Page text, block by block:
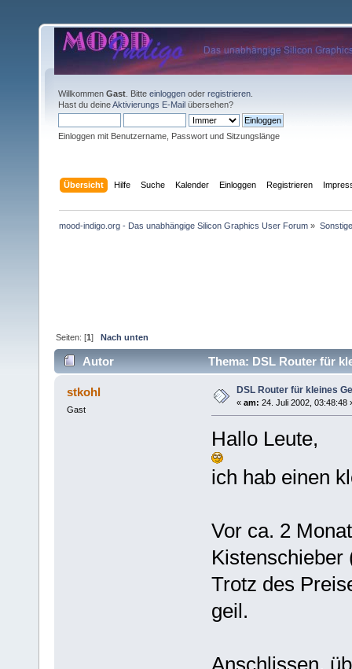
Willkommen Gast . Bitte einloggen oder registrieren
Hast du deineAktivierungs E-Mail übersehen?
Einloggen mit Benutzername, Passwort und Sitzungslänge
Übersicht Hilfe Suche Kalender Einloggen Registrieren
mood-indigo.org - Das unabhängige Silicon Graphics User Forum »
Seiten: [1]Nach unten
Autor Thema: DSL Router für
stkohl
Gast
DSL Router für kleines
« am: 24. Juli 2002, 03:48:48
Hallo Leute,
ich hab einen
Vor ca. 2
Kistenschieber
Trotz des
geil.